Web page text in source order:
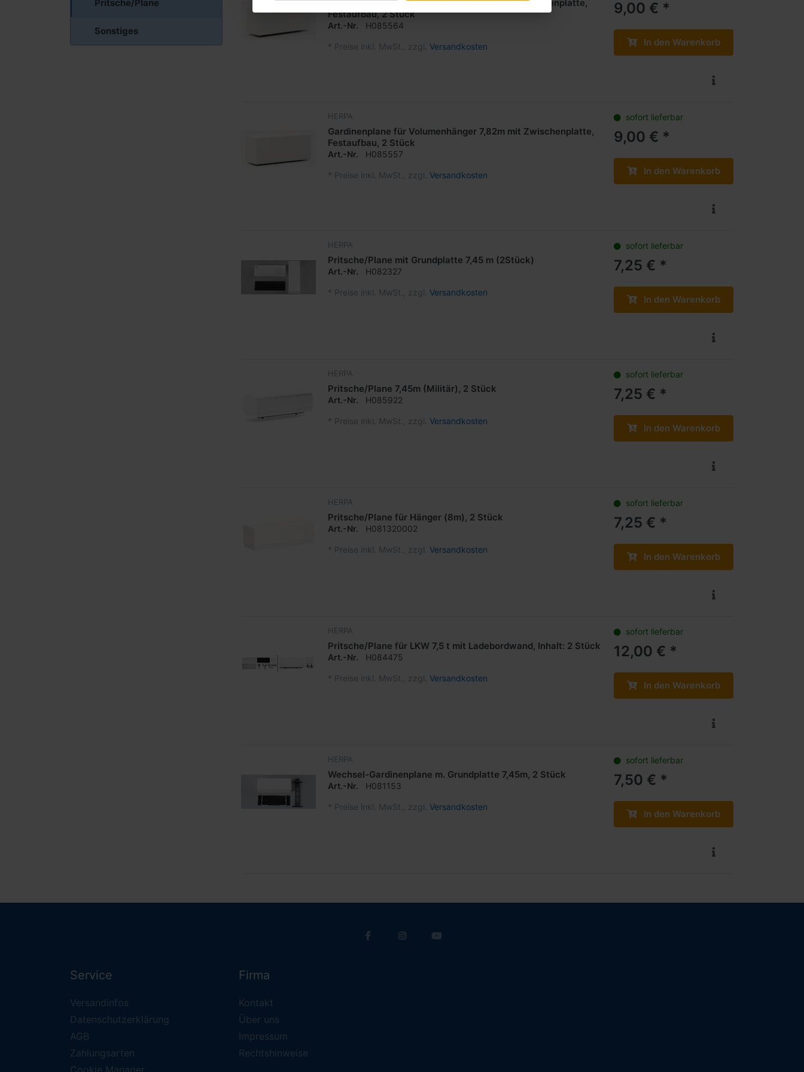
Pritsche/Plane
Sonstiges
Gardinenplane für Volumen-LKW 7,82m mit Zwischenplatte,
Festaufbau, 2 Stück
Art.-Nr. H085564
* Preise inkl. MwSt., zzgl. Versandkosten
9,00 € *
In den Warenkorb
HERPA
Gardinenplane für Volumenhänger 7,82m mit Zwischenplatte,
Festaufbau, 2 Stück
Art.-Nr. H085557
* Preise inkl. MwSt., zzgl. Versandkosten
sofort lieferbar
9,00 € *
In den Warenkorb
HERPA
Pritsche/Plane mit Grundplatte 7,45 m (2Stück)
Art.-Nr. H082327
* Preise inkl. MwSt., zzgl. Versandkosten
sofort lieferbar
7,25 € *
In den Warenkorb
HERPA
Pritsche/Plane 7,45m (Militär), 2 Stück
Art.-Nr. H085922
* Preise inkl. MwSt., zzgl. Versandkosten
sofort lieferbar
7,25 € *
In den Warenkorb
HERPA
Pritsche/Plane für Hänger (8m), 2 Stück
Art.-Nr. H081320002
* Preise inkl. MwSt., zzgl. Versandkosten
sofort lieferbar
7,25 € *
In den Warenkorb
HERPA
Pritsche/Plane für LKW 7,5 t mit Ladebordwand, Inhalt: 2 Stück
Art.-Nr. H084475
* Preise inkl. MwSt., zzgl. Versandkosten
sofort lieferbar
12,00 € *
In den Warenkorb
HERPA
Wechsel-Gardinenplane m. Grundplatte 7,45m, 2 Stück
Art.-Nr. H081153
* Preise inkl. MwSt., zzgl. Versandkosten
sofort lieferbar
7,50 € *
In den Warenkorb
Service
Versandinfos
Datenschutzerklärung
AGB
Zahlungsarten
Firma
Kontakt
Über uns
Impressum
Rechtshinweise